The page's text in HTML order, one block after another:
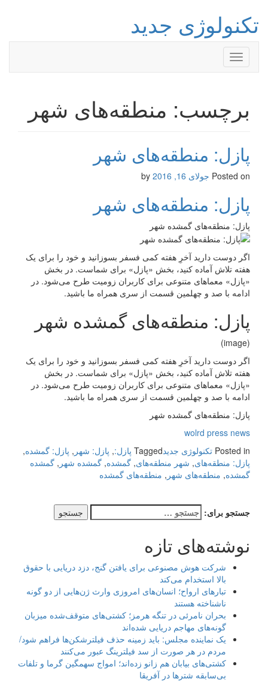
تکنولوژی جدید
Toggle
navigation
برچسب: منطقه‌های شهر
پازل: منطقه‌های شهر
Posted on جولای 16, 2016
پازل: منطقه‌های شهر
پازل: منطقه‌های گمشده شهر
اگر دوست دارید آخرِ هفته کمی فسفر بسوزانید و خود را برای یک
هفته تلاش آماده کنید، بخش «پازل» برای شماست. در بخش
«پازل» معماهای متنوعی برای کاربران زومیت طرح می‌شود. در
ادامه با صد و چهلمین قسمت از سری همراه ما باشید.
پازل: منطقه‌های گمشده شهر
(image)
اگر دوست دارید آخرِ هفته کمی فسفر بسوزانید و خود را برای یک
هفته تلاش آماده کنید، بخش «پازل» برای شماست. در بخش
«پازل» معماهای متنوعی برای کاربران زومیت طرح می‌شود. در
ادامه با صد و چهلمین قسمت از سری همراه ما باشید.
پازل: منطقه‌های گمشده شهر
wolrd press news
Posted in تکنولوژی جدیدTagged پازل:, پازل: شهر , پازل: گمشده,
پازل: منطقه‌های, شهر منطقه‌های, گمشده, گمشده شهر , گمشده
گمشده, منطقه‌های شهر , منطقه‌های گمشده
جستجو برای:
نوشته‌های تازه
شرکت هوش مصنوعی برای یافتن گنج، دزد دریایی با حقوق
بالا استخدام می‌کند
تبارهای ارواح؛ انسان‌های امروزی وارث ژن‌هایی از دو گونه
ناشناخته هستند
بحران نامرئی در تنگه هرمز؛ کشتی‌های متوقف‌شده میزبان
گونه‌های مهاجم دریایی شده‌اند
یک نماینده مجلس: باید زمینه حذف فیلترشکن‌ها فراهم شود/
مردم در هر صورت از سد فیلترینگ عبور می‌کنند
کشتی‌های بیابان هم زانو زده‌اند؛ امواج سهمگین گرما و تلفات
بی‌سابقه شترها در آفریقا